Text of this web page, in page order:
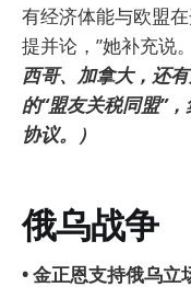
有经济体能与欧盟
提并论，”她补充说。
西哥、加拿大，还
的“盟友关税同盟”
协议。）
俄乌战争
• 金正恩支持俄乌立